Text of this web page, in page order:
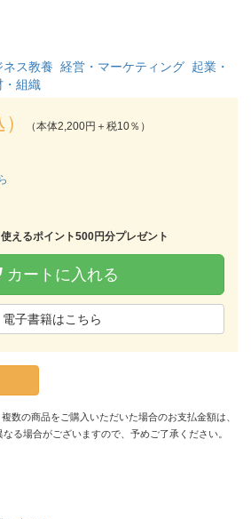
ネス教養 経営・マーケティング 起業・
・組織
（本体2,200円＋税10％）
えるポイント500円分プレゼント
カートに入れる
電子書籍はこちら
数の商品をご購入いただいた場合のお支払金額は、
る場合がございますので、予めご了承ください。